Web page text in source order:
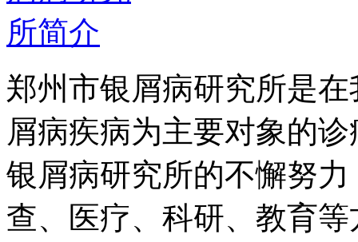
郑州市银屑病研究所是
屑病疾病为主要对象的
银屑病研究所的不懈努
查、医疗、科研、教育